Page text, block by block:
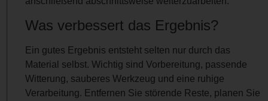
Was verbessert das Ergebnis?
Ein gutes Ergebnis entsteht selten nur durch das
Material selbst. Wichtig sind Vorbereitung, passende
Witterung, sauberes Werkzeug und eine ruhige
Verarbeitung. Entfernen Sie störende Reste, planen Sie